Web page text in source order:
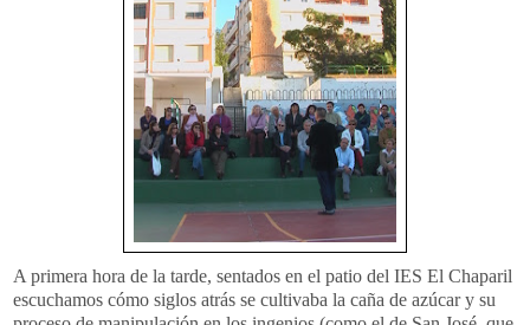
A primera hora de la tarde, sentados en el patio del IES El Chaparil
escuchamos cómo siglos atrás se cultivaba la caña de azúcar y su